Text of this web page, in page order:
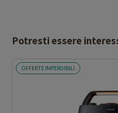
Potresti essere
OFFERTE IMPERDIBILI